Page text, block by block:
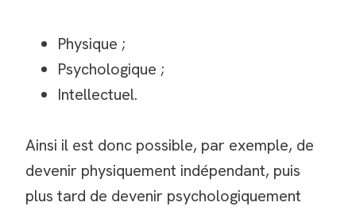
Physique ;
Psychologique ;
Intellectuel.
Ainsi il est donc possible, par exemple, de
devenir physiquement indépendant, puis
plus tard de devenir psychologiquement